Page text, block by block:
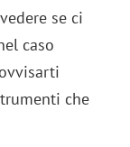
se ci
caso
che